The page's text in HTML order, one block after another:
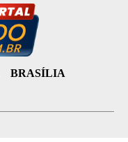
BRASÍLIA